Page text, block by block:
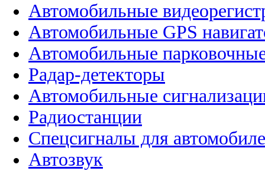
Автомобильные
Автомобильные GPS
Автомобильные
Радар-детекторы
Автомобильные
Радиостанции
Спецсигналы для
Автозвук